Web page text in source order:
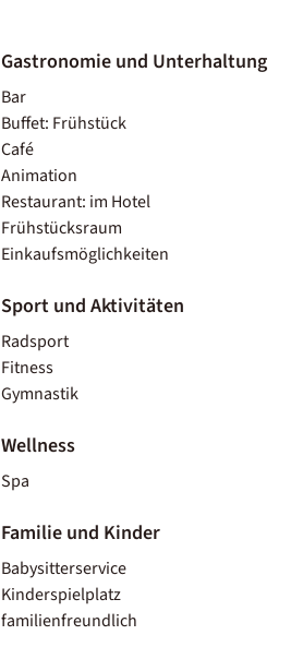
Gastronomie und Unterhaltung
Bar
Buffet: Frühstück
Café
Animation
Restaurant: im Hotel
Frühstücksraum
Einkaufsmöglichkeiten
Sport und Aktivitäten
Radsport
Fitness
Gymnastik
Wellness
Spa
Familie und Kinder
Babysitterservice
Kinderspielplatz
familienfreundlich